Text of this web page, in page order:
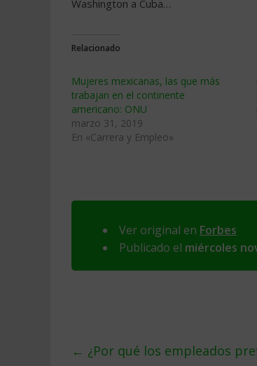
Washington a Cuba…
Relacionado
Mujeres mexicanas, las que más
trabajan en el continente
americano: ONU
marzo 31, 2019
En «Carrera y Empleo»
Ver original en Forbes
Publicado el miércoles
← ¿Por qué los empleados